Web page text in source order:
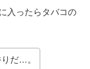
入ったらタバコの
だ…。